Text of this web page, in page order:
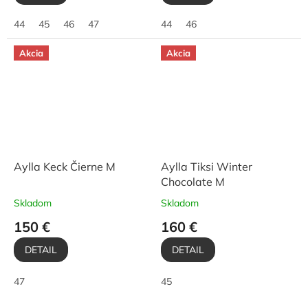
44 45 46 47 44 46
Akcia
Aylla Keck Čierne M
Skladom
150 €
DETAIL
47
Akcia
Aylla Tiksi Winter
Chocolate M
Skladom
160 €
DETAIL
45